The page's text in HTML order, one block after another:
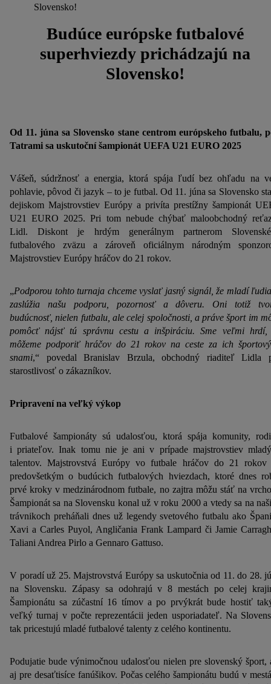
Slovensko!
Budúce európske futbalové
superhviezdy prichádzajú na
Slovensko!
Od 11. júna sa Slovensko stane centrom európskeho futbalu,
Tatrami sa uskutoční šampionát UEFA U21 EURO 2025
Vášeň, súdržnosť a energia, ktorá spája ľudí bez ohľadu na
pohlavie, pôvod či jazyk – to je futbal. Od 11. júna sa Slovensko
dejiskom Majstrovstiev Európy a privíta prestížny šampionát
U21 EURO 2025. Pri tom nebude chýbať maloobchodný
Lidl. Diskont je hrdým generálnym partnerom
futbalového zväzu a zároveň oficiálnym národným
Majstrovstiev Európy hráčov do 21 rokov.
„Podporou tohto turnaja chceme vyslať jasný signál, že mladí
zaslúžia našu podporu, pozornosť a dôveru. Oni totiž
budúcnosť, nielen futbalu, ale celej spoločnosti, a práve šport im
pomôcť nájsť tú správnu cestu a inšpiráciu. Sme veľmi hrdí,
môžeme podporiť hráčov do 21 rokov na ceste za ich
snami,“ povedal Branislav Brzula, obchodný riaditeľ Lidla
starostlivosť o zákazníkov.
Pripravení na veľký výkop
Futbalové šampionáty sú udalosťou, ktorá spája komunity,
i priateľov. Inak tomu nie je ani v prípade majstrovstiev
talentov. Majstrovstvá Európy vo futbale hráčov do 21 rokov
predovšetkým o budúcich futbalových hviezdach, ktoré dnes
prvé kroky v medzinárodnom futbale, no zajtra môžu stáť na
Šampionát sa na Slovensku konal už v roku 2000 a vtedy sa na
trávnikoch preháňali dnes už legendy svetového futbalu ako
Xavi a Carles Puyol, Angličania Frank Lampard či Jamie
Taliani Andrea Pirlo a Gennaro Gattuso.
V poradí už 25. Majstrovstvá Európy sa uskutočnia od 11. do 28.
na Slovensku. Zápasy sa odohrajú v 8 mestách po celej
Šampionátu sa zúčastní 16 tímov a po prvýkrát bude hostiť
veľký turnaj v počte reprezentácii jeden usporiadateľ. Na
tak pricestujú mladé futbalové talenty z celého kontinentu.
Podujatie bude výnimočnou udalosťou nielen pre slovenský šport,
aj pre desaťtisíce fanúšikov. Počas celého šampionátu budú v